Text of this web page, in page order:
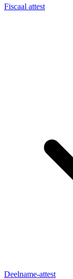
Fiscaal attest
Deelname-attest